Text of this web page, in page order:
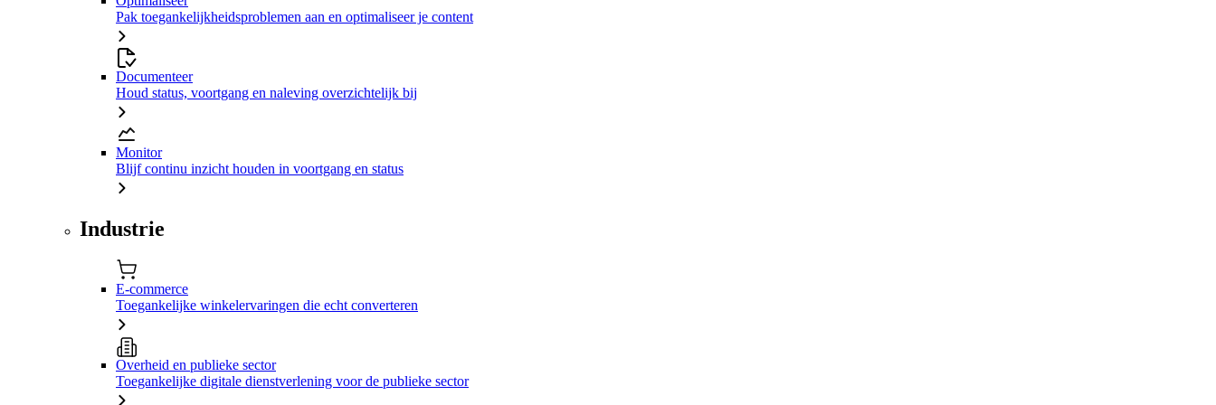
Pak toegankelijkheidsproblemen aan en optimaliseer je content
Documenteer
Houd status, voortgang en naleving overzichtelijk bij
Monitor
Blijf continu inzicht houden in voortgang en status
Industrie
E-commerce
Toegankelijke winkelervaringen die echt converteren
Overheid en publieke sector
Toegankelijke digitale dienstverlening voor de publieke sector